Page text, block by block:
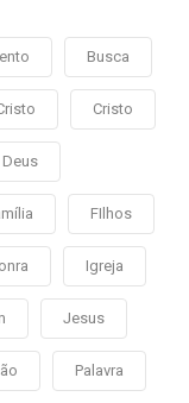
Busca
Cristo
Deus
FIlhos
Igreja
Jesus
Palavra